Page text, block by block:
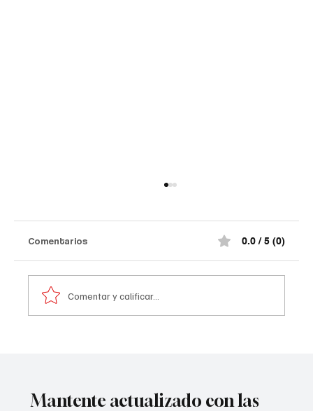
Comediante señalado de acoso
Comentarios 0.0 / 5 (0)
Comentar y calificar...
Mantente actualizado con las